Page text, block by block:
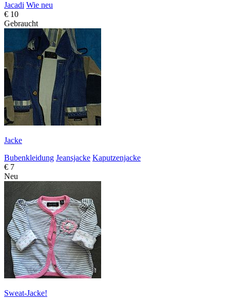
Jacadi Wie neu
€ 10
Gebraucht
Jacke
Bubenkleidung Jeansjacke Kaputzenjacke
€ 7
Neu
Sweat-Jacke!